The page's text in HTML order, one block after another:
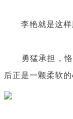
李艳就是这样
勇猛承担，恪
后正是一颗柔软的